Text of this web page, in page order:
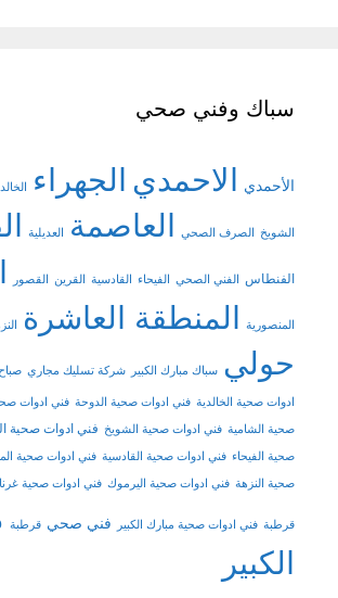
سباك وفني صحي
الأحمدي الاحمدي الجهراء
الشويخ الصرف الصحي العاصمة العديلية
الفنطاس الفني الصحي الفيحاء القادسية القرين القصور
المنصورية المنطقة العاشرة
حولي سباك مبارك الكبير شركة تسليك مجاري
ادوات صحية الخالدية فني ادوات صحية الدوحة فني ادوات
صحية الشامية فني ادوات صحية الشويخ فني ادوات صحية
صحية الفيحاء فني ادوات صحية القادسية فني ادوات صحية
صحية النزهة فني ادوات صحية اليرموك فني ادوات صحية
قرطبة فني ادوات صحية مبارك الكبير فني صحي قرطبة
الكبير